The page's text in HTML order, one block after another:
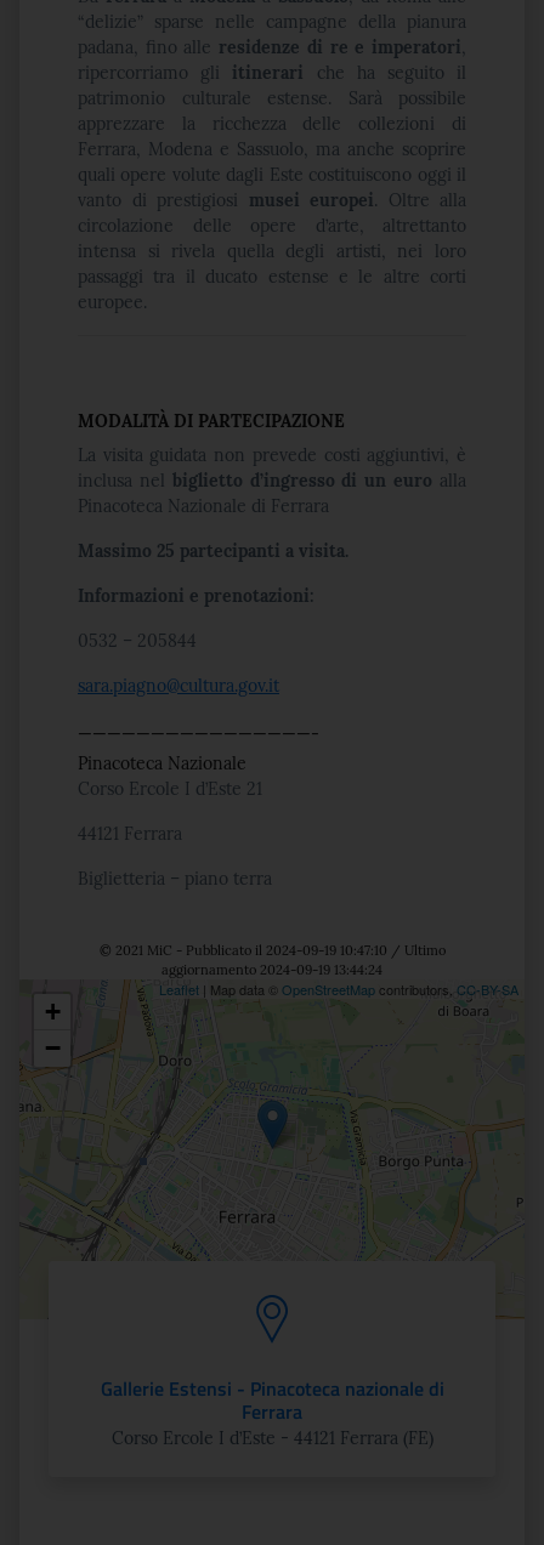
“delizie” sparse nelle campagne della pianura
padana, fino alle residenze di re e imperatori,
ripercorriamo gli itinerari che ha seguito il
patrimonio culturale estense. Sarà possibile
apprezzare la ricchezza delle collezioni di
Ferrara, Modena e Sassuolo, ma anche scoprire
quali opere volute dagli Este costituiscono oggi il
vanto di prestigiosi musei europei. Oltre alla
circolazione delle opere d’arte, altrettanto
intensa si rivela quella degli artisti, nei loro
passaggi tra il ducato estense e le altre corti
europee.
MODALITÀ DI PARTECIPAZIONE
La visita guidata non prevede costi aggiuntivi, è
inclusa nel biglietto d’ingresso di un euro alla
Pinacoteca Nazionale di Ferrara
Massimo 25 partecipanti a visita.
Informazioni e prenotazioni:
0532 – 205844
sara.piagno@cultura.gov.it
————————————————-
Pinacoteca Nazionale
Corso Ercole I d’Este 21
44121 Ferrara
Biglietteria – piano terra
© 2021 MiC - Pubblicato il 2024-09-19 10:47:10 / Ultimo
aggiornamento 2024-09-19 13:44:24
Posizione
+
−
Leaflet | Map data © OpenStreetMapcontributors, CC-BY-SA
Gallerie Estensi - Pinacoteca nazionale di
Ferrara
Corso Ercole I d’Este - 44121 Ferrara (FE)